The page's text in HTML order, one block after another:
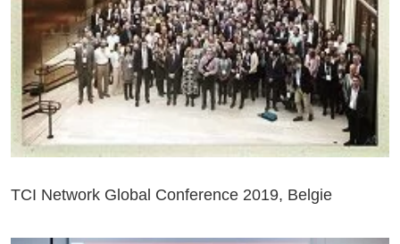
TCI Network Global Conference 2019, Belgie